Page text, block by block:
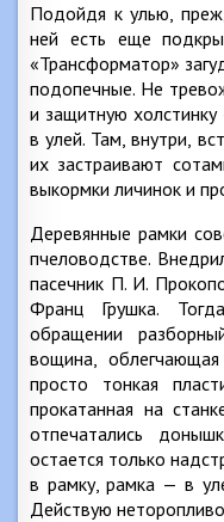
Подойдя к улью,
ней есть еще
«Трансформатор»
подопечные. Не
и защитную
в улей. Там, внутри,
их застраивают
выкормки личинок и
Деревянные рамки
пчеловодстве.
пасечник П. И.
Франц Грушка.
обращении
вощина,
просто тонкая
прокатанная на
отпечатались
остается только
в рамку, рамка — в
Действую